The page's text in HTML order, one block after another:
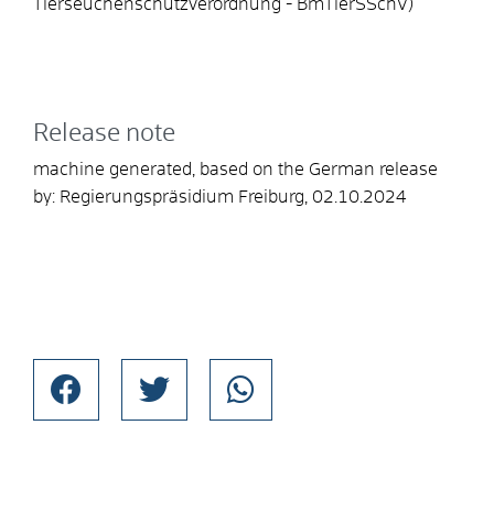
Tierseuchenschutzverordnung - BmTierSSchV)
Release note
machine generated, based on the German release
by: Regierungspräsidium Freiburg , 02.10.2024